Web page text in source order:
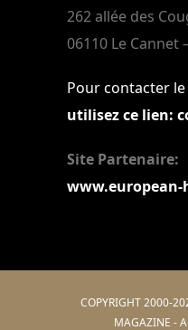
262 allée des
06110 Le Cannet
Pour contacter
utilisez ce lien:
Site Partenaire:
COPYRIGHT 2000-
MAGAZINE -